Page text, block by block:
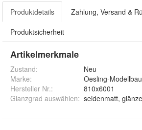
Produktdetails Zahlung, Versand &
Produktsicherheit
Artikelmerkmale
Zustand:
Neu
Marke:
Oesling-Modellbau
Hersteller Nr.:
810x6001
Glanzgrad auswählen: